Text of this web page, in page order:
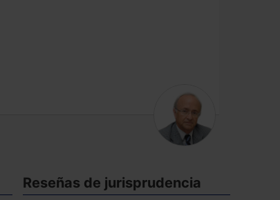
Reseñas de jurisprudencia